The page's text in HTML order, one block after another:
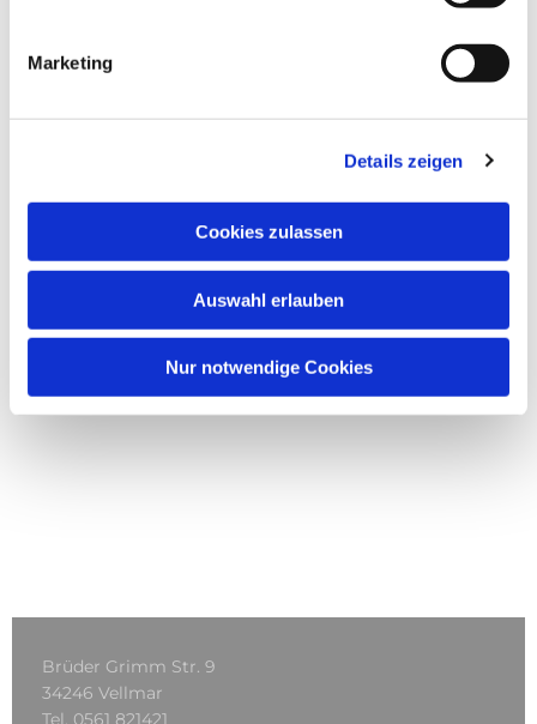
Marketing
Details zeigen
Cookies zulassen
Auswahl erlauben
Nur notwendige Cookies
Brüder Grimm Str. 9
34246 Vellmar
Tel. 0561 821421